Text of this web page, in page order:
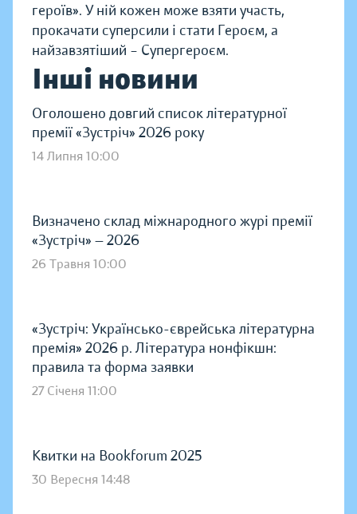
героїв». У ній кожен може взяти участь,
прокачати суперсили і стати Героєм, а
найзавзятіший – Супергероєм.
Інші новини
Оголошено довгий список літературної
премії «Зустріч» 2026 року
14 Липня 10:00
Визначено склад міжнародного журі премії
«Зустріч» — 2026
26 Травня 10:00
«Зустріч: Українсько-єврейська літературна
премія» 2026 р. Література нонфікшн:
правила та форма заявки
27 Січеня 11:00
Квитки на Bookforum 2025
30 Вересня 14:48